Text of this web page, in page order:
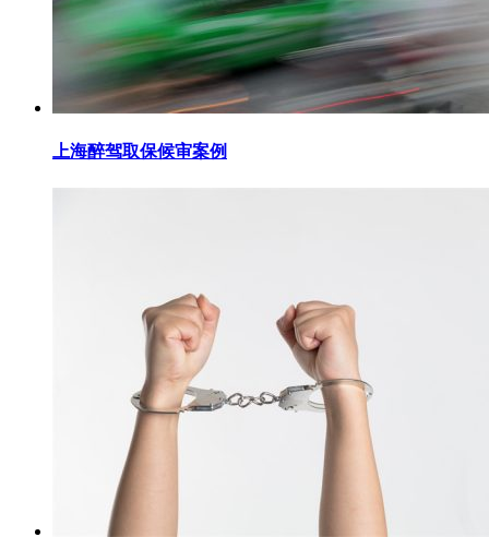
上海醉驾取保候审案例